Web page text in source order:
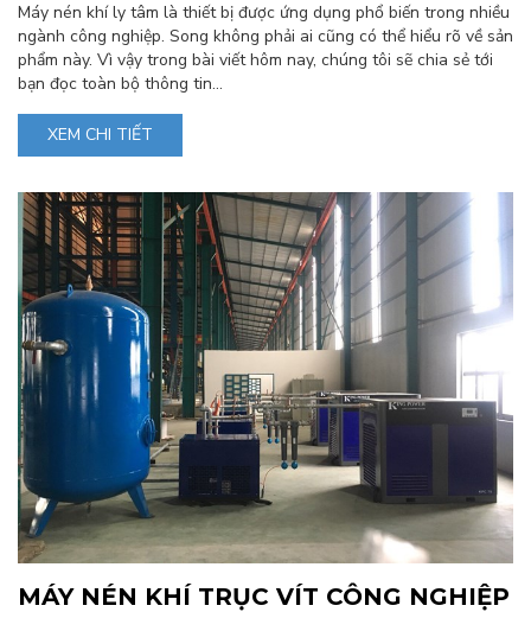
Máy nén khí ly tâm là thiết bị được ứng dụng phổ biến trong nhiều
ngành công nghiệp. Song không phải ai cũng có thể hiểu rõ về sản
phẩm này. Vì vậy trong bài viết hôm nay, chúng tôi sẽ chia sẻ tới
bạn đọc toàn bộ thông tin...
XEM CHI TIẾT
MÁY NÉN KHÍ TRỤC VÍT CÔNG NGHIỆP